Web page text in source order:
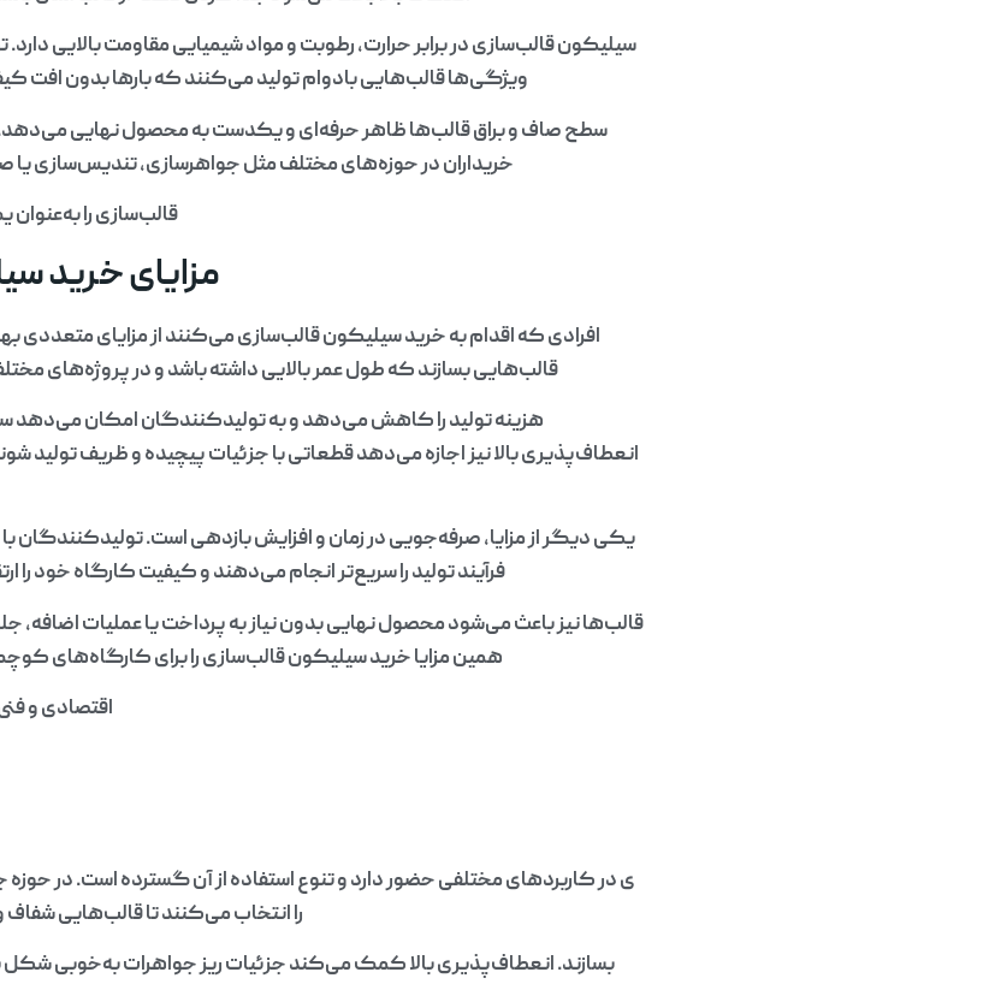
سیلیکون قالب‌سازی در برابر حرارت، رطوبت و مواد شیمیایی مقاومت بالایی دارد.
ویژگی‌ها قالب‌هایی بادوام تولید می‌کنند که بارها بدون افت
سطح صاف و براق قالب‌ها ظاهر حرفه‌ای و یکدست به محصول نهایی
خریداران در حوزه‌های مختلف مثل جواهرسازی، تندیس‌سازی یا
قالب‌سازی را
مزایای خرید
افرادی که اقدام به خرید سیلیکون قالب‌سازی می‌کنند از مزایای متعددی
قالب‌هایی بسازند که طول عمر بالایی داشته باشد و در پروژه‌های
هزینه تولید را کاهش می‌دهد و به تولیدکنندگان امکان می‌دهد
انعطاف‌پذیری بالا نیز اجازه می‌دهد قطعاتی با جزئیات پیچیده و ظریف تولید
یکی دیگر از مزایا، صرفه‌جویی در زمان و افزایش بازدهی است. تولیدکنندگان
فرآیند تولید را سریع‌تر انجام می‌دهند و کیفیت کارگاه خود
قالب‌ها نیز باعث می‌شود محصول نهایی بدون نیاز به پرداخت یا عملیات اضافه،
همین مزایا خرید سیلیکون قالب‌سازی را برای کارگاه‌های
اقتصادی و
ی در کاربردهای مختلفی حضور دارد و تنوع استفاده از آن گسترده است. در حوزه
را انتخاب می‌کنند تا قالب‌هایی شفاف و
بسازند. انعطاف‌پذیری بالا کمک می‌کند جزئیات ریز جواهرات به‌خوبی